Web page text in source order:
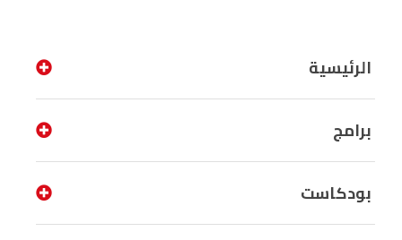
الرئيسية
برامج
بودكاست